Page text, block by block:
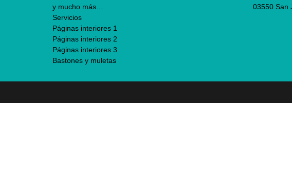
y mucho más…
Servicios
Páginas interiores 1
Páginas interiores 2
Páginas interiores 3
Bastones y muletas
03550 San